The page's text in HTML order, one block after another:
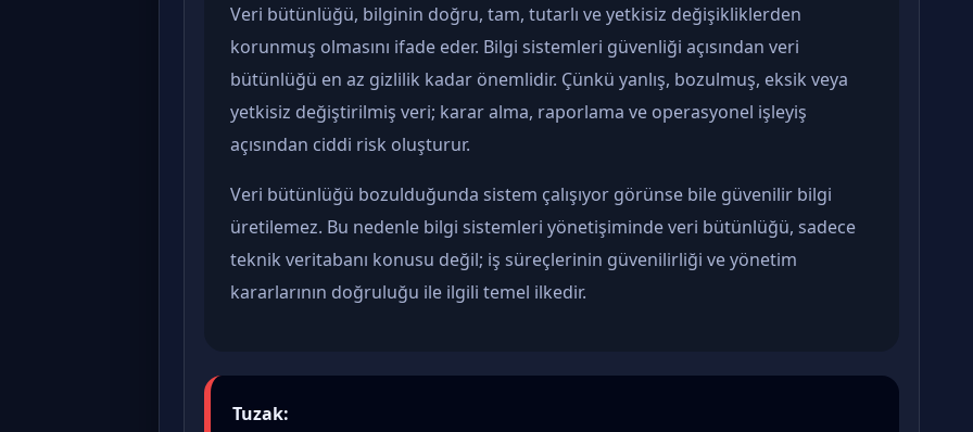
Veri bütünlüğü, bilginin doğru, tam, tutarlı ve yetkisiz değişikliklerden
korunmuş olmasını ifade eder. Bilgi sistemleri güvenliği açısından veri
bütünlüğü en az gizlilik kadar önemlidir. Çünkü yanlış, bozulmuş, eksik veya
yetkisiz değiştirilmiş veri; karar alma, raporlama ve operasyonel işleyiş
açısından ciddi risk oluşturur.
Veri bütünlüğü bozulduğunda sistem çalışıyor görünse bile güvenilir bilgi
üretilemez. Bu nedenle bilgi sistemleri yönetişiminde veri bütünlüğü, sadece
teknik veritabanı konusu değil; iş süreçlerinin güvenilirliği ve yönetim
kararlarının doğruluğu ile ilgili temel ilkedir.
Tuzak: